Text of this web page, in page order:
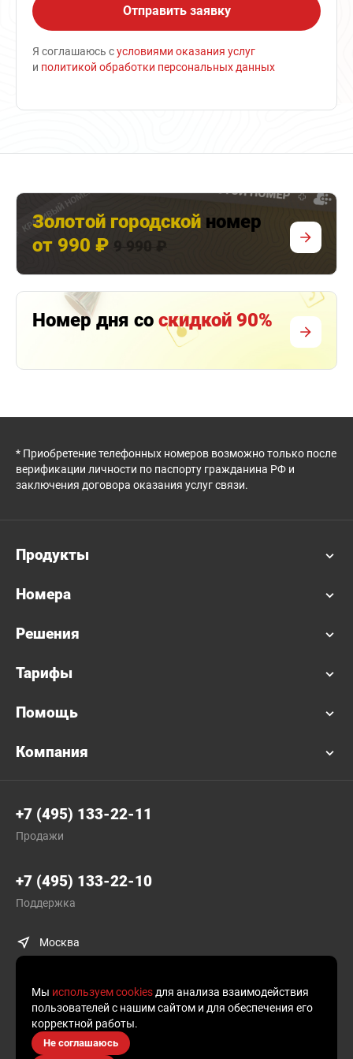
Я соглашаюсь сусловиями оказания услуг
и политикой обработки персональных данных
Золотой городской номер
от 990 ₽ 9 990 ₽
Номер дня со скидкой 90%
* Приобретение телефонных номеров возможно только после
верификации личности по паспорту гражданина РФ и
заключения договора оказания услуг связи.
Продукты
Номера
Решения
Тарифы
Помощь
Компания
+7 (495) 133-22-11
Продажи
+7 (495) 133-22-10
Поддержка
Москва
© Plusofon.ru, 2019—2026.
Продолжая использовать наш сайт, вы даете согласие на обработку
Мы используем cookies для анализа взаимодействия
пользователей с нашим сайтом и для обеспечения его
корректной работы.
Не соглашаюсь